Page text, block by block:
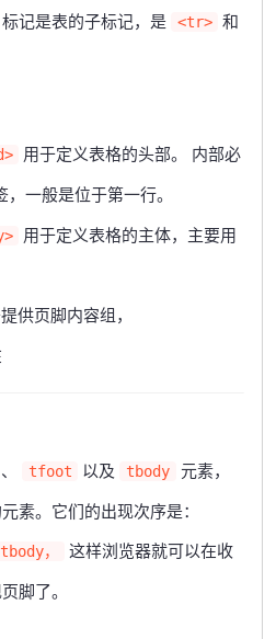
标记是表的子标记，是 <tr> 和
用于定义表格的头部。 内部必
，一般是位于第一行。
用于定义表格的主体，主要用
供页脚内容组，
、 tfoot 以及 tbody
元素，
素。它们的出现次序是：
，
这样浏览器就可以在收
脚了。